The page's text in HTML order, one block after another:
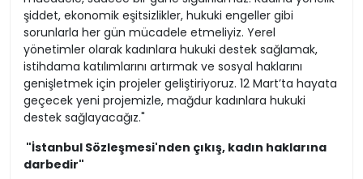
şiddet, ekonomik eşitsizlikler, hukuki engeller gibi
sorunlarla her gün mücadele etmeliyiz. Yerel
yönetimler olarak kadınlara hukuki destek sağlamak,
istihdama katılımlarını artırmak ve sosyal haklarını
genişletmek için projeler geliştiriyoruz. 12 Mart’ta hayata
geçecek yeni projemizle, mağdur kadınlara hukuki
destek sağlayacağız."
"İstanbul Sözleşmesi'nden çıkış, kadın haklarına
darbedir"